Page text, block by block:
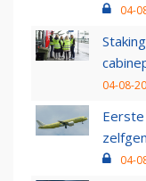
04-
04-08-
04-